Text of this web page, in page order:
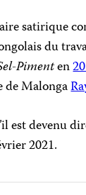
satirique
du
Pimenten
de Malonga
est devenu
2021.